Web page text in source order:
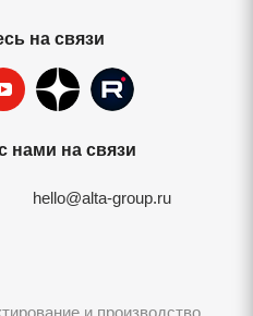
на связи
нами на связи
hello@alta-group.ru
и производство